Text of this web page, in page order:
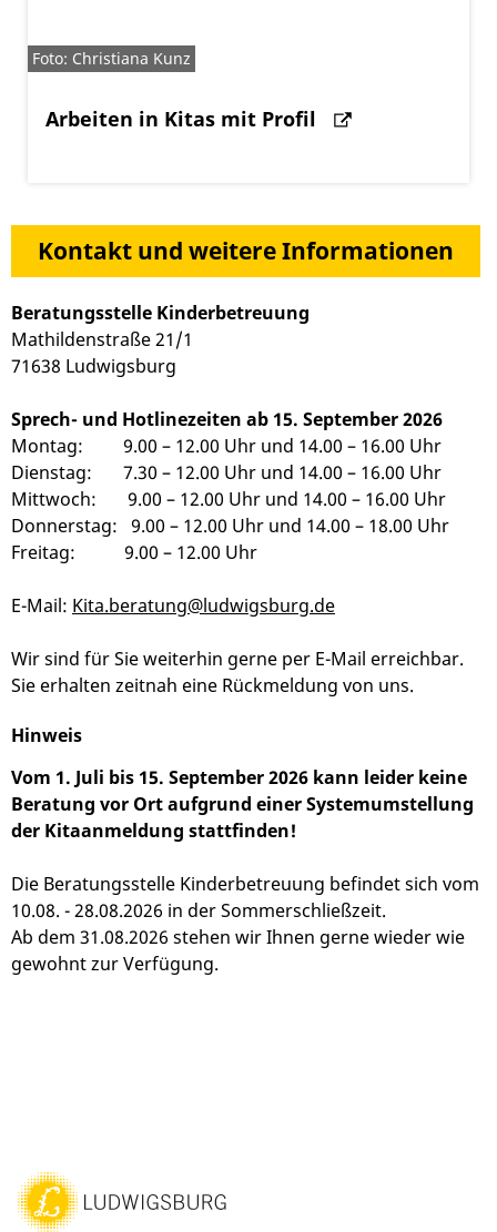
Foto: Christiana Kunz
Arbeiten in Kitas mit Profil
Kontakt und weitere Informationen
Beratungsstelle Kinderbetreuung
Mathildenstraße 21/1
71638 Ludwigsburg
Sprech- und Hotlinezeiten ab 15. September 2026
Montag: 9.00 – 12.00 Uhr und 14.00 – 16.00 Uhr
Dienstag: 7.30 – 12.00 Uhr und 14.00 – 16.00 Uhr
Mittwoch: 9.00 – 12.00 Uhr und 14.00 – 16.00 Uhr
Donnerstag: 9.00 – 12.00 Uhr und 14.00 – 18.00 Uhr
Freitag: 9.00 – 12.00 Uhr
E-Mail: Kita.beratung@ludwigsburg.de
Wir sind für Sie weiterhin gerne per E-Mail erreichbar.
Sie erhalten zeitnah eine Rückmeldung von uns.
Hinweis
Vom 1. Juli bis 15. September 2026 kann leider keine
Beratung vor Ort aufgrund einer Systemumstellung
der Kitaanmeldung stattfinden!
Die Beratungsstelle Kinderbetreuung befindet sich vom
10.08. - 28.08.2026 in der Sommerschließzeit.
Ab dem 31.08.2026 stehen wir Ihnen gerne wieder wie
gewohnt zur Verfügung.